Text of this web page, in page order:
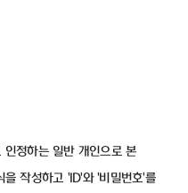
인정하는 일반 개인으로 본
작성하고 'ID'와 '비밀번호'를